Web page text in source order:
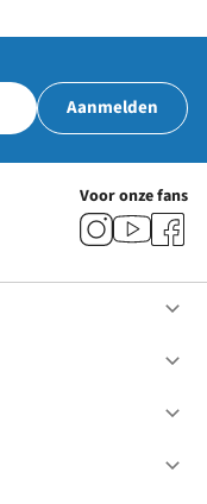
Aanmelden
Voor onze fans